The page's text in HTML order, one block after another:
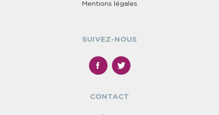
Mentions légales
SUIVEZ-NOUS
CONTACT